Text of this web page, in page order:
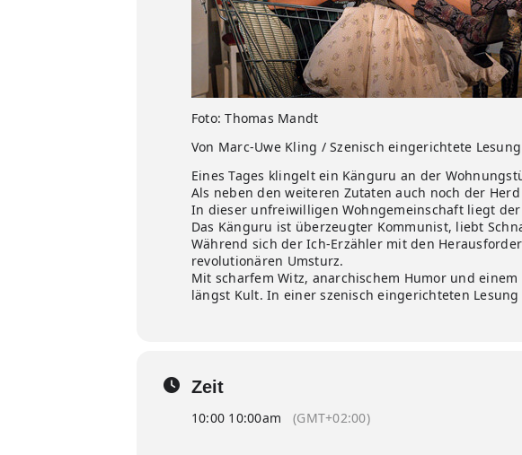
Foto: Thomas Mandt
Von Marc-Uwe Kling / Szenisch eingerichtete Lesung
Eines Tages klingelt ein Känguru an der
Als neben den weiteren Zutaten auch noch der
In dieser unfreiwilligen Wohngemeinschaft liegt der
Das Känguru ist überzeugter Kommunist, liebt
Während sich der Ich-Erzähler mit den
revolutionären Umsturz.
Mit scharfem Witz, anarchischem Humor und
längst Kult. In einer szenisch eingerichteten
Zeit
10:00 10:00am (GMT+02:00)